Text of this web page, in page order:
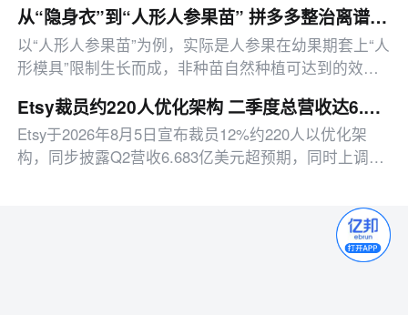
从“隐身衣”到“人形人参果苗” 拼多多整治离谱商品宣传
以“人形人参果苗”为例，实际是人参果在幼果期套上“人
形模具”限制生长而成，非种苗自然种植可达到的效
Etsy裁员约220人优化架构 二季度总营收达6.683亿美元
Etsy于2026年8月5日宣布裁员12%约220人以优化架
构，同步披露Q2营收6.683亿美元超预期，同时上调全